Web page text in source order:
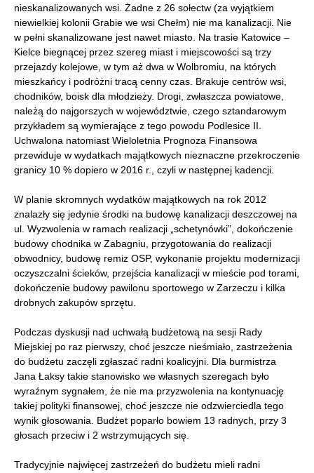
nieskanalizowanych wsi. Żadne z 26 sołectw (za wyjątkiem
niewielkiej kolonii Grabie we wsi Chełm) nie ma kanalizacji. Nie
w pełni skanalizowane jest nawet miasto. Na trasie Katowice –
Kielce biegnącej przez szereg miast i miejscowości są trzy
przejazdy kolejowe, w tym aż dwa w Wolbromiu, na których
mieszkańcy i podróżni tracą cenny czas. Brakuje centrów wsi,
chodników, boisk dla młodzieży. Drogi, zwłaszcza powiatowe,
należą do najgorszych w województwie, czego sztandarowym
przykładem są wymierające z tego powodu Podlesice II.
Uchwalona natomiast Wieloletnia Prognoza Finansowa
przewiduje w wydatkach majątkowych nieznaczne przekroczenie
granicy 10 % dopiero w 2016 r., czyli w następnej kadencji.
W planie skromnych wydatków majątkowych na rok 2012
znalazły się jedynie środki na budowę kanalizacji deszczowej na
ul. Wyzwolenia w ramach realizacji „schetynówki”, dokończenie
budowy chodnika w Zabagniu, przygotowania do realizacji
obwodnicy, budowę remiz OSP, wykonanie projektu modernizacji
oczyszczalni ścieków, przejścia kanalizacji w mieście pod torami,
dokończenie budowy pawilonu sportowego w Zarzeczu i kilka
drobnych zakupów sprzętu.
Podczas dyskusji nad uchwałą budżetową na sesji Rady
Miejskiej po raz pierwszy, choć jeszcze nieśmiało, zastrzeżenia
do budżetu zaczęli zgłaszać radni koalicyjni. Dla burmistrza
Jana Łaksy takie stanowisko we własnych szeregach było
wyraźnym sygnałem, że nie ma przyzwolenia na kontynuację
takiej polityki finansowej, choć jeszcze nie odzwierciedla tego
wynik głosowania. Budżet poparło bowiem 13 radnych, przy 3
głosach przeciw i 2 wstrzymujących się.
Tradycyjnie najwięcej zastrzeżeń do budżetu mieli radni